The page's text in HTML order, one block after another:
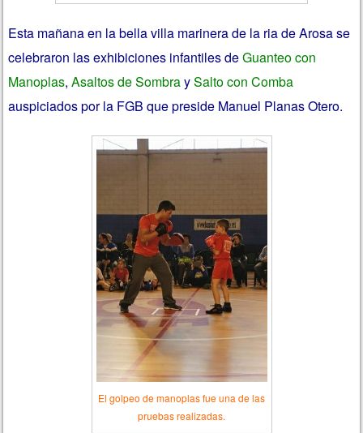
Esta mañana en la bella villa marinera de la ria de Arosa se
celebraron las exhibiciones infantiles deGuanteo con
Manoplas,Asaltos deSombraySalto con Comba
auspiciados por la FGB que preside Manuel Planas Otero.
El golpeo de manoplas fue una de las
pruebas realizadas.